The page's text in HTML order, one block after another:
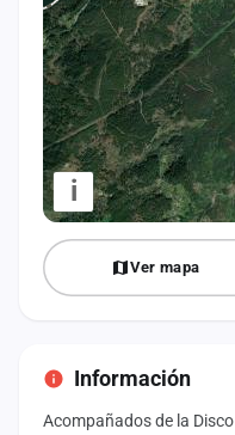
i
Ver mapa
Información
Acompañados de la